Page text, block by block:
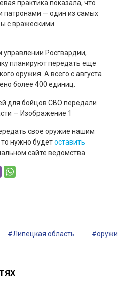
практика показала, что
патронами — один из самых
с вражескими
Росгвардии,
планируют передать еще
оружия. А всего с августа
более 400 единиц.
свое оружие нашим
нужно будетоставить
сайте ведомства.
#Липецкая область